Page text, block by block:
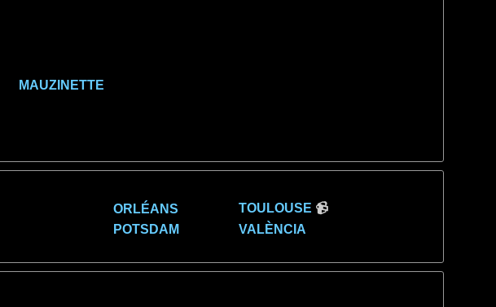
MAUZINETTE
ORLÉANS TOULOUSE 📹
POTSDAM
VALÈNCIA